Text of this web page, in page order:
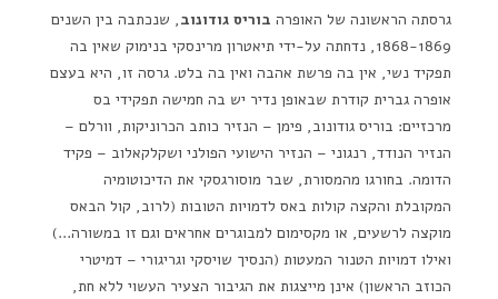
גרסתה הראשונה של האופרה בוריס גודונוב, שנכתבה בין השנים
1868-1869, נדחתה על-ידי תיאטרון מרינסקי בנימוק שאין בה
תפקיד נשי, אין בה פרשת אהבה ואין בה בלט. גרסה זו, היא בעצם
אופרה גברית קודרת שבאופן נדיר יש בה חמישה תפקידי בס
מרכזיים: בוריס גודונוב, פימן – הנזיר כותב הכרוניקות, וורלם –
הנזיר הנודד, רנגוני – הנזיר הישועי הפולני ושקלקאלוב – פקיד
הדומה. בחורגו מהמסורת, שבר מוסורגסקי את הדיכוטומיה
המקובלת והקצה קולות באס לדמויות הטובות (לרוב, קול הבאס
מוקצה לרשעים, או מקסימום למבוגרים אחראים וגם זו במשורה…)
ואילו דמויות הטנור המעטות (הנסיך שויסקי וגריגורי – דמיטרי
הכוזב הראשון) אינן מייצגות את הגיבור הצעיר העשוי ללא חת,